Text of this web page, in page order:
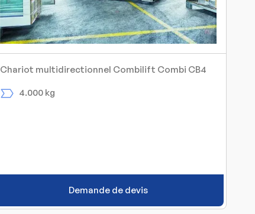
Chariot multidirectionnel Combilift Combi CB4
4.000 kg
Demande de devis